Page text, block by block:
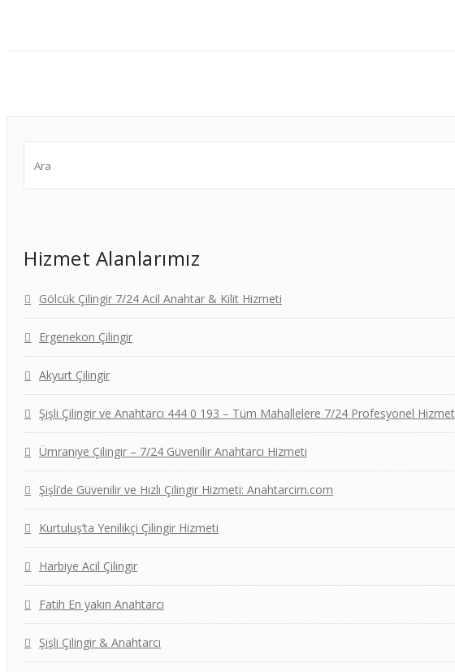
Hizmet Alanlarımız
Gölcük Çilingir 7/24 Acil Anahtar & Kilit Hizmeti
Ergenekon Çilingir
Akyurt Çilingir
Şişli Çilingir ve Anahtarcı 444 0 193 – Tüm Mahallelere 7/24 Profesyonel Hizmet
Ümraniye Çilingir – 7/24 Güvenilir Anahtarcı Hizmeti
Şişli’de Güvenilir ve Hızlı Çilingir Hizmeti: Anahtarcim.com
Kurtuluş’ta Yenilikçi Çilingir Hizmeti
Harbiye Acil Çilingir
Fatih En yakın Anahtarcı
Şişli Çilingir & Anahtarcı